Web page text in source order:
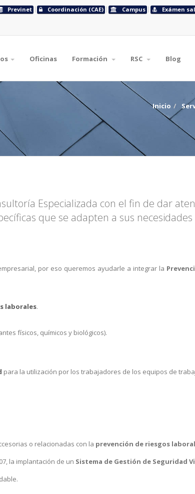
Previnet Coordinación (CAE) Campus Exámen
Oficinas Formación RSC Blog
Inicio
Especializada con el fin de dar
que se adapten a sus necesidades
por eso queremos ayudarle a integrar la
laborales.
físicos, químicos y biológicos).
para la utilización por los trabajadores de los equipos de
o relacionadas con la prevención de riesgos
la implantación de un Sistema de Gestión de Seguridad